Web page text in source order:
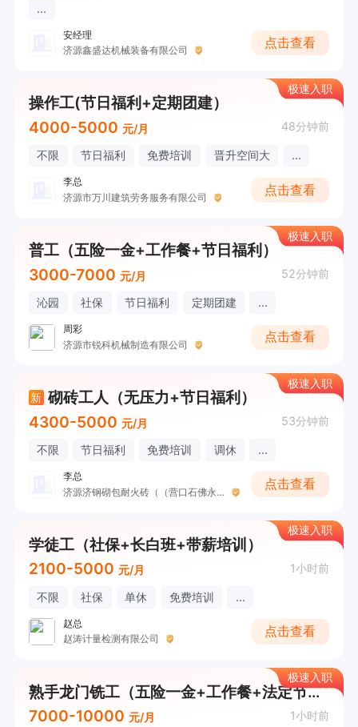
...
安经理
济源鑫盛达机械装备有限公司
点击查看
极速入职
操作工(节日福利+定期团建）
4000-5000 元/月 48分钟前
不限 节日福利 免费培训 晋升空间大 ...
李总
济源市万川建筑劳务服务有限公司
点击查看
极速入职
普工（五险一金+工作餐+节日福利）
3000-7000 元/月 52分钟前
沁园 社保 节日福利 定期团建 ...
周彩
济源市锐科机械制造有限公司
点击查看
极速入职
新 砌砖工人（无压力+节日福利）
4300-5000 元/月 53分钟前
不限 节日福利 免费培训 调休 ...
李总
济源济钢砌包耐火砖（（营口石佛永合耐材有限公司）
点击查看
极速入职
学徒工（社保+长白班+带薪培训）
2100-5000 元/月 1小时前
不限 社保 单休 免费培训 ...
赵总
赵涛计量检测有限公司
点击查看
极速入职
熟手龙门铣工（五险一金+工作餐+法定节假日）
7000-10000 元/月 1小时前